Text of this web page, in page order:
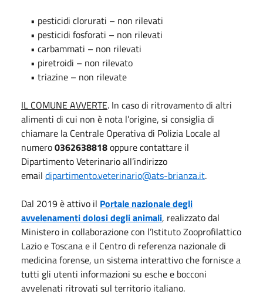
• pesticidi clorurati – non rilevati
• pesticidi fosforati – non rilevati
• carbammati – non rilevati
• piretroidi – non rilevato
• triazine – non rilevate
IL COMUNE AVVERTE. In caso di ritrovamento di altri
alimenti di cui non è nota l’origine, si consiglia di
chiamare la Centrale Operativa di Polizia Locale al
numero0362638818oppure contattare il
Dipartimento Veterinario all’indirizzo
email dipartimento.veterinario@ats-brianza.it.
Dal 2019 è attivo il Portale nazionale degli
avvelenamenti dolosi degli animali, realizzato dal
Ministero in collaborazione con l’Istituto Zooprofilattico
Lazio e Toscana e il Centro di referenza nazionale di
medicina forense, un sistema interattivo che fornisce a
tutti gli utenti informazioni su esche e bocconi
avvelenati ritrovati sul territorio italiano.